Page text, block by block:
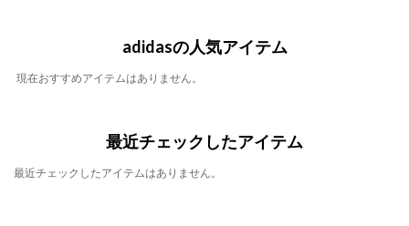
adidasの人気アイテム
現在おすすめアイテムはありません。
最近チェックしたアイテム
最近チェックしたアイテムはありません。